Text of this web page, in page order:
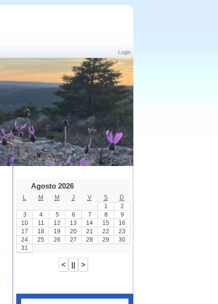
Login
Agosto 2026
M M J V S
D
1
2
3
4 5 6 7 8
9
10
11 12 13 14 15
16
17
18 19 20 21 22
23
24
25 26 27 28 29
30
31